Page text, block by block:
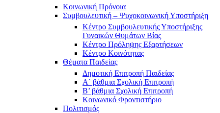
Κοινωνική Πρόνοια
Συμβουλευτική – Ψυχοκοινωνική Υποστήριξη
Κέντρο Συμβουλευτικής Υποστήριξης
Γυναικών Θυμάτων Βίας
Κέντρο Πρόληψης Εξαρτήσεων
Κέντρο Κοινότητας
Θέματα Παιδείας
Δημοτική Επιτροπή Παιδείας
Α΄ βάθμια Σχολική Επιτροπή
B’ βάθμια Σχολική Επιτροπή
Κοινωνικό Φροντιστήριο
Πολιτισμός